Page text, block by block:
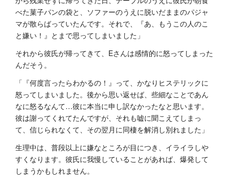
べた菓子パンの袋と、ソファーのうえに脱いだままのパジャ
マが散らばっていたんです。それで、『あ、もうこの人のこ
と嫌い！』とまで思ってしまいました」
それから彼氏が帰ってきて、Eさんは感情的に怒ってしまった
んだそう。
「『何度言ったらわかるの！』って、かなりヒステリックに
怒ってしまいました。後から思い返せば、些細なことであん
なに怒るなんて…彼に本当に申し訳なかったなと思います。
彼は謝ってくれてたんですが、それも嘘に聞こえてしまっ
て、信じられなくて、その翌月に同棲を解消し別れました」
生理中は、普段以上に嫌なところが目につき、イライラしや
すくなります。彼氏に我慢していることがあれば、爆発して
しまうかもしれません。